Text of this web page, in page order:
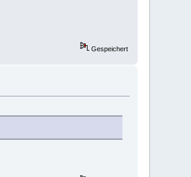
Gespeichert